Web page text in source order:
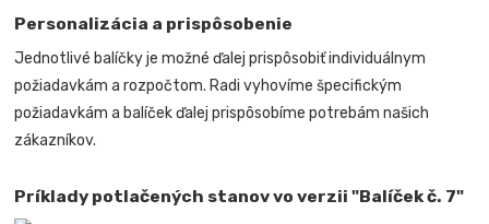
Personalizácia a prispôsobenie
Jednotlivé balíčky je možné ďalej prispôsobiť individuálnym
požiadavkám a rozpočtom. Radi vyhovíme špecifickým
požiadavkám a balíček ďalej prispôsobíme potrebám našich
zákazníkov.
Príklady potlačených stanov vo verzii "Balíček č. 7"